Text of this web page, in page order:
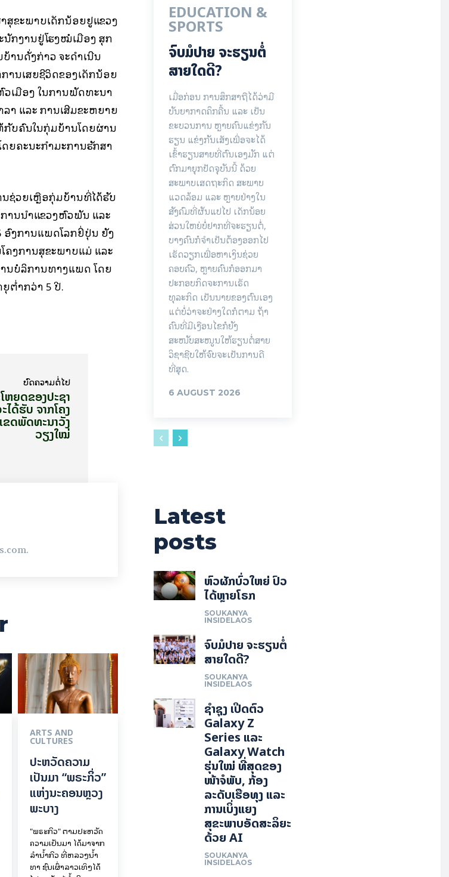
ສຸຂະພາບເດັກນ້ອຍຢູແຂວງ
ກງານຢູ່ໂຮງໝໍເມືອງ ສຸກ
ານດັ່ງກ່າວ ຈະດໍາເນີນ
ນເສຍຊີວິດຂອງເດັກນ້ອຍ
ເມືອງ ໃນການພັດທະນາ
າ ແລະ ການເສີມຂະຫຍາຍ
ກັບຄົນໃນກຸ່ມບ້ານໂດຍຜ່ານ
ຍຄະນະກໍາມະການຮັກສາ
ຊ່ວຍເຫຼືອກຸ່ມບ້ານທີ່ໄດ້ຮັບ
ານນໍາແຂວງຫົວພັນ ແລະ
ອົງການແພດໂລກຍີ່ປຸ່ນ ຍັງ
ຄງການສຸຂະພາບແມ່ ແລະ
ນບໍລິການທາງແພດ ໂດຍ
ຕໍ່າກວ່າ 5 ປີ.
ບົດ​ຄວາມ​ຕໍ່​ໄປ
ຫຍດ​ຂອງ​ປະ​ຊາ​
ໄດ້​ຮັບ ຈາກ​ໂຄງ​
ຂດ​ພັດ​ທະ​ນາ​ວັງ​
ວຽງ​ໃໝ່
ARTS AND
CULTURES
ປະຫວັດຄວາມ
ເປັນມາ “ພຣະກິ່ວ”
ແຫ່ງນະຄອນຫຼວງ
ພະບາງ
"ພຣະກິວ" ຕາມປະຫວັດ
ຄວາມເປັນມາ ໄດ້ມາຈາກ
ລຳນ້ຳກິວ ທີ່ຫລວງນ້ຳ
ທາ ຊົນເຜົ່າລາວເທິງໄດ້
EDUCATION &
SPORTS
ຈົບມໍປາຍ ຈະຮຽນຕໍ່
ສາຍໃດດີ?
ເມື່ອກ່ອນ ການສຶກສາຖືໄດ້ວ່າມີ
ບັນຍາກາດຄຶກຄື້ນ ແລະ ເປັນ
ຂະບວນການ ຫຼາຍຄົນແຂ່ງກັນ
ຮຽນ ແຂ່ງກັນເສັງເພື່ອຈະໄດ້
ເຂົ້າຮຽນສາຍທີ່ຕົນເອງມັກ ແຕ່
ຕົກມາຍຸກປັດຈຸບັນນີ້ ດ້ວຍ
ສະພາບເສດຖະກິດ ສະພາບ
ແວດລ້ອມ ແລະ ຫຼາຍຢ່າງໃນ
ສັງຄົມທີ່ຜັນແປໄປ ເດັກນ້ອຍ
ສ່ວນໃຫຍ່ບໍ່ຢາກທີ່ຈະຮຽນຕໍ່,
ບາງຄົນກໍຈຳເປັນຕ້ອງອອກໄປ
ເຮັດວຽກເພື່ອຫາເງິນຊ່ວຍ
ຄອບຄົວ, ຫຼາຍຄົນກໍອອກມາ
ປະກອບກິດຈະການເຮັດ
ທຸລະກິດ ເປັນນາຍຂອງຕົນເອງ
ແຕ່ບໍ່ວ່າຈະຢ່າງໃດກໍຕາມ ຖ້າ
ຄົນທີ່ມີເງືອນໄຂກໍຍັງ
ສະໜັບສະໜູນໃຫ້ຮຽນຕໍ່ສາຍ
ວິຊາຊີບໃຫ້ຈົບຈະເປັນການດີ
ທີ່ສຸດ.
6 AUGUST 2026
Latest
posts
ຫົວຜັກບົ່ວໃຫຍ່ ປົວ
ໄດ້ຫຼາຍໂຣກ
SOUKANYA
INSIDELAOS
ຈົບມໍປາຍ ຈະຮຽນຕໍ່
ສາຍໃດດີ?
SOUKANYA
INSIDELAOS
ຊຳຊຸງ ເປີດຕົວ
Galaxy Z
Series ແລະ
Galaxy Watch
ຮຸ່ນໃໝ່ ທີ່ສຸດຂອງ
ໜ້າຈໍພັບ, ກ້ອງ
ລະດັບເຮືອທຸງ ແລະ
ການເບິ່ງແຍງ
ສຸຂະພາບອັດສະລິຍະ
ດ້ວຍ AI
SOUKANYA
INSIDELAOS